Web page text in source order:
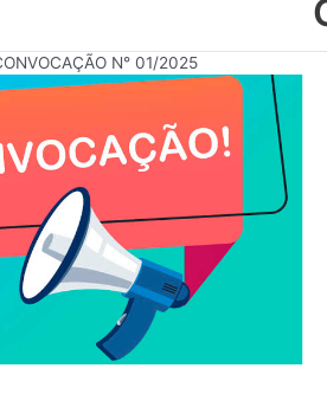
N° 01/2025